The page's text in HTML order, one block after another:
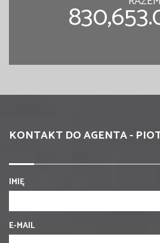
KONTAKT DO AGENTA -
IMIĘ
E-MAIL